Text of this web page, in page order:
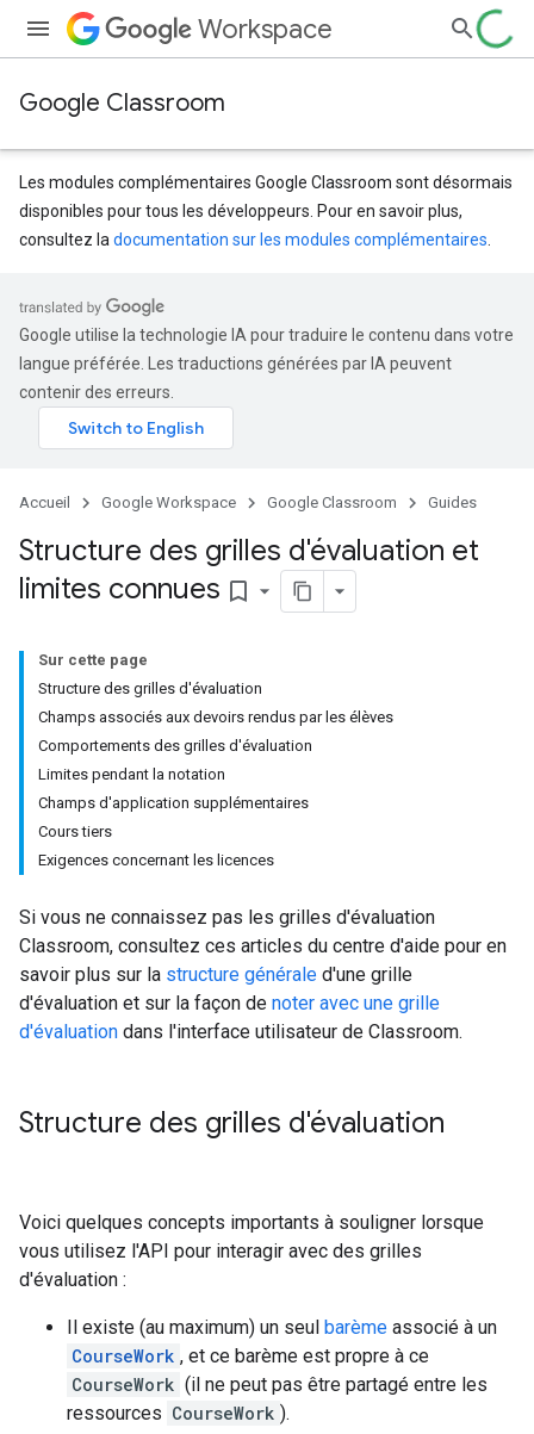
Workspace
Google Classroom
Les modules complémentaires Google Classroom sont désormais
disponibles pour tous les développeurs. Pour en savoir plus,
consultez la documentation sur les modules complémentaires
Google utilise la technologie IA pour traduire le contenu dans votre
langue préférée. Les traductions générées par IA peuvent
contenir des erreurs.
Accueil Google Workspace Google Classroom Guides
Structure des grilles d'évaluation et
limites connues bookmark_border
Sur cette page
Structure des grilles d'évaluation
Champs associés aux devoirs rendus par les élèves
Comportements des grilles d'évaluation
Limites pendant la notation
Champs d'application supplémentaires
Cours tiers
Exigences concernant les licences
Si vous ne connaissez pas les grilles d'évaluation
Classroom, consultez ces articles du centre d'aide pour en
savoir plus sur la structure générale d'une grille
d'évaluation et sur la façon de noter avec une grille
d'évaluation dans l'interface utilisateur de Classroom.
Structure des grilles d'évaluation
Voici quelques concepts importants à souligner lorsque
vous utilisez l'API pour interagir avec des grilles
d'évaluation :
Il existe (au maximum) un seul barème associé à un
CourseWork , et ce barème est propre à ce
CourseWork (il ne peut pas être partagé entre les
ressources CourseWork ).